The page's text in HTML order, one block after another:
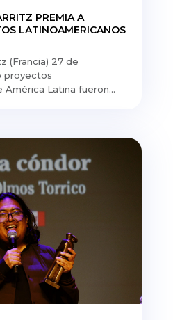
PREMIA A
LATINOAMERICANOS
(Francia) 27 de
proyectos
Latina fueron...